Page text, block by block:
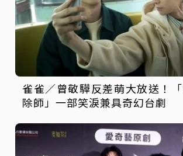
雀雀／曾敬驊反差萌大放送！
除師」一部笑淚兼具奇幻台劇